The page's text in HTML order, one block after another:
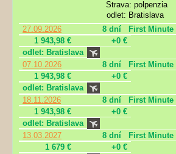
Strava: polpenzia
odlet: Bratislava
27.09.2026
8 dní
First Minute
1 943,98 €
+0 €
odlet: Bratislava
07.10.2026
8 dní
First Minute
1 943,98 €
+0 €
odlet: Bratislava
18.11.2026
8 dní
First Minute
1 943,98 €
+0 €
odlet: Bratislava
13.03.2027
8 dní
First Minute
1 679 €
+0 €